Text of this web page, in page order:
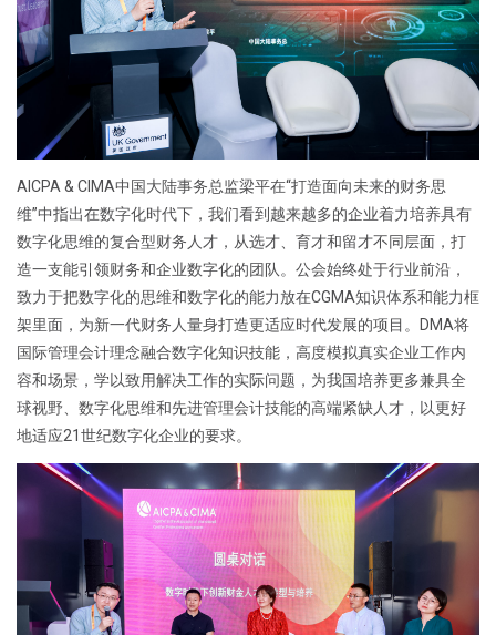
AICPA & CIMA中国大陆事务总监梁平在“打造面向未来的财务思
维”中指出在数字化时代下，我们看到越来越多的企业着力培养具有
数字化思维的复合型财务人才，从选才、育才和留才不同层面，打
造一支能引领财务和企业数字化的团队。公会始终处于行业前沿，
致力于把数字化的思维和数字化的能力放在CGMA知识体系和能力框
架里面，为新一代财务人量身打造更适应时代发展的项目。DMA将
国际管理会计理念融合数字化知识技能，高度模拟真实企业工作内
容和场景，学以致用解决工作的实际问题，为我国培养更多兼具全
球视野、数字化思维和先进管理会计技能的高端紧缺人才，以更好
地适应21世纪数字化企业的要求。